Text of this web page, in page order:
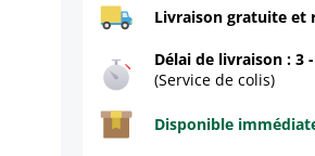
Livraison gratuite et
Délai de livraison : 3
(Service de colis)
Disponible